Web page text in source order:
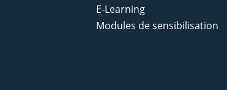
E-Learning
Modules de sensibilisation